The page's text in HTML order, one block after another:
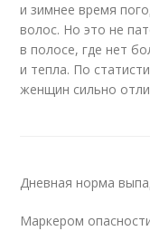
и зимнее время
волос. Но это не
в полосе, где нет
и тепла. По
женщин сильно
Дневная норма
Маркером